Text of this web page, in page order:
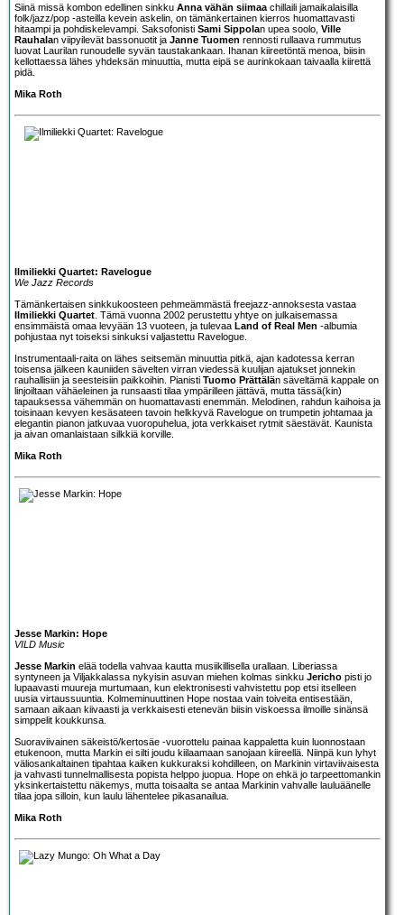
Siinä missä kombon edellinen sinkku Anna vähän siimaa chillaili jamaikalaisilla
folk/jazz/pop -asteilla kevein askelin, on tämänkertainen kierros huomattavasti
hitaampi ja pohdiskelevampi. Saksofonisti Sami Sippolan upea soolo, Ville
Rauhalan viipyilevät bassonuotit ja Janne Tuomen rennosti rullaava rummutus
luovat Laurilan runoudelle syvän taustakankaan. Ihanan kiireetöntä menoa, biisin
kellottaessa lähes yhdeksän minuuttia, mutta eipä se aurinkokaan taivaalla kiirettä
pidä.
Mika Roth
Ilmiliekki Quartet: Ravelogue
We Jazz Records
Tämänkertaisen sinkkukoosteen pehmeämmästä freejazz-annoksesta vastaa
Ilmiliekki Quartet . Tämä vuonna 2002 perustettu yhtye on julkaisemassa
ensimmäistä omaa levyään 13 vuoteen, ja tulevaa Land of Real Men -albumia
pohjustaa nyt toiseksi sinkuksi valjastettu Ravelogue.
Instrumentaali-raita on lähes seitsemän minuuttia pitkä, ajan kadotessa kerran
toisensa jälkeen kauniiden sävelten virran viedessä kuulijan ajatukset jonnekin
rauhallisiin ja seesteisiin paikkoihin. Pianisti Tuomo Prättälän säveltämä kappale on
linjoiltaan vähäeleinen ja runsaasti tilaa ympärilleen jättävä, mutta tässä(kin)
tapauksessa vähemmän on huomattavasti enemmän. Melodinen, rahdun kaihoisa ja
toisinaan kevyen kesäsateen tavoin helkkyvä Ravelogue on trumpetin johtamaa ja
elegantin pianon jatkuvaa vuoropuhelua, jota verkkaiset rytmit säestävät. Kaunista
ja aivan omanlaistaan silkkiä korville.
Mika Roth
Jesse Markin: Hope
VILD Music
Jesse Markin elää todella vahvaa kautta musiikillisella urallaan. Liberiassa
syntyneen ja Viljakkalassa nykyisin asuvan miehen kolmas sinkku Jericho pisti jo
lupaavasti muureja murtumaan, kun elektronisesti vahvistettu pop etsi itselleen
uusia virtaussuuntia. Kolmeminuuttinen Hope nostaa vain toiveita entisestään,
samaan aikaan kiivaasti ja verkkaisesti etenevän biisin viskoessa ilmoille sinänsä
simppelit koukkunsa.
Suoraviivainen säkeistö/kertosäe -vuorottelu painaa kappaletta kuin luonnostaan
etukenoon, mutta Markin ei silti joudu kiilaamaan sanojaan kiireellä. Niinpä kun lyhyt
väliosankaltainen tipahtaa kaiken kukkuraksi kohdilleen, on Markinin virtaviivaisesta
ja vahvasti tunnelmallisesta popista helppo juopua. Hope on ehkä jo tarpeettomankin
yksinkertaistettu näkemys, mutta toisaalta se antaa Markinin vahvalle lauluäänelle
tilaa jopa silloin, kun laulu lähentelee pikasanailua.
Mika Roth